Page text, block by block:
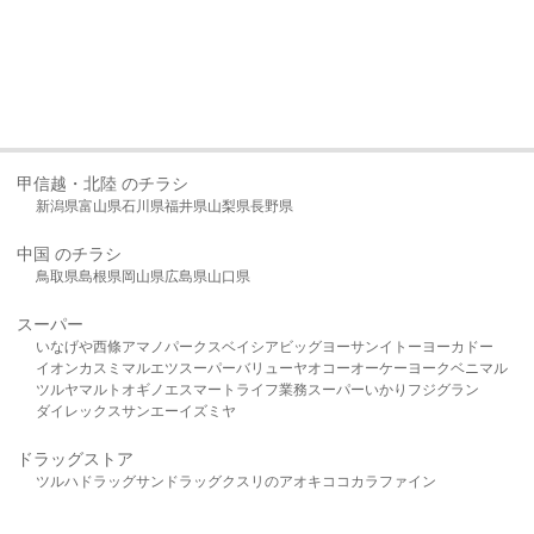
甲信越・北陸 のチラシ
新潟県富山県石川県福井県山梨県長野県
中国 のチラシ
鳥取県島根県岡山県広島県山口県
スーパー
いなげや西條アマノパークスベイシア ビッグヨーサンイトーヨーカドー
イオンカスミ マルエツスーパーバリューヤオコーオーケー ヨークベニマル
ツルヤマルト オギノ エスマート ライフ業務スーパーいかり フジグラン
ダイレックスサンエーイズミヤ
ドラッグストア
ツルハドラッグサンドラッグクスリのアオキ ココカラファイン